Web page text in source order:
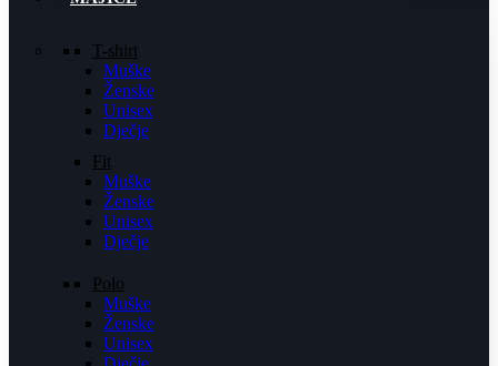
T-shirt
Muške
Ženske
Unisex
Dječje
Fit
Muške
Ženske
Unisex
Dječje
Polo
Muške
Ženske
Unisex